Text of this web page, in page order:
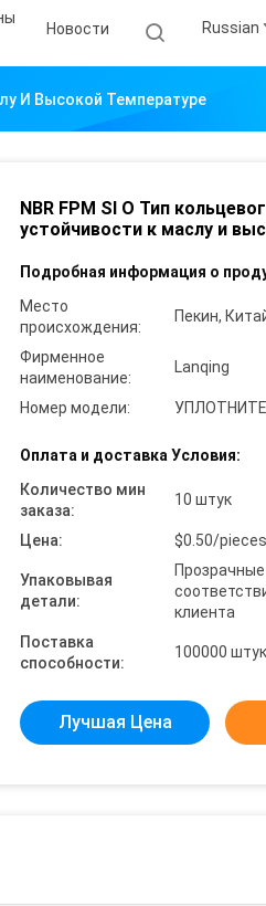
Новости Russian
И Высокой Температуре
NBR FPM SI O Тип
устойчивости к маслу и
Подробная информация о
Место
происхождения:
Пекин,
Фирменное
наименование:
Lanqing
Номер модели:
Оплата и доставка Условия:
Количество мин
заказа:
10 штук
Цена: $0.50/
Упаковывая
детали:
клиента
Поставка
способности:
100000
Лучшая Цена